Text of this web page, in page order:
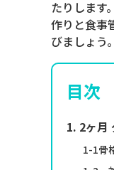
たりします
作りと食事
びましょう。
目次
1. 2ヶ月
1-1骨